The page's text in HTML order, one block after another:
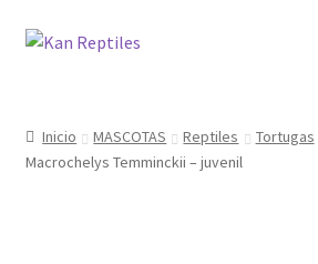
Ir
Ir
Tienda
Inicio MASCOTAS Reptiles Tortugas
Macrochelys Temminckii – juvenil